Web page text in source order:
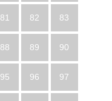
81 82 83
88 89 90
95 96 97